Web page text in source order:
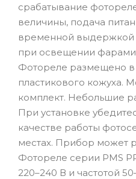
срабатывание
величины, подача
временной выдержкой
при освещении фарами
Фотореле размещено в
пластикового кожуха.
комплект. Небольшие
При установке
качестве работы
местах. Прибор может
Фотореле серии PMS
220–240 В и частотой